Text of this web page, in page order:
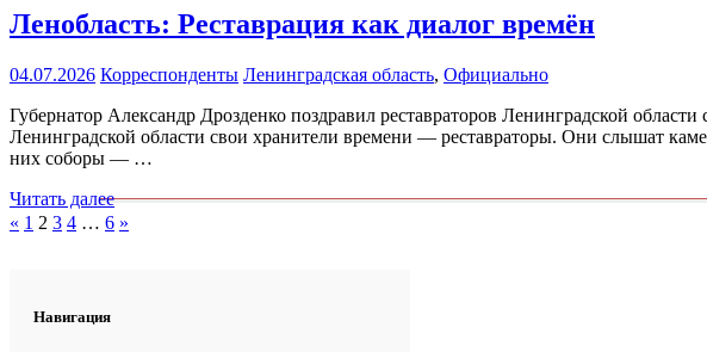
Ленобласть: Реставрация как диалог времён
04.07.2026 Корреспонденты Ленинградская область, Официально
Губернатор Александр Дрозденко поздравил реставраторов Ленинградской
Ленинградской области свои хранители времени — реставраторы. Они слышат
них соборы — …
Читать далее
Пагинация
« Пред.
1 2 3 4 … 6 След.
»
Навигация